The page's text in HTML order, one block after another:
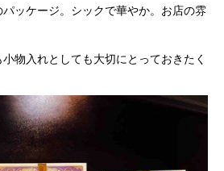
ッケージ。シックで華やか。お店の雰
物入れとしても大切にとっておきたく